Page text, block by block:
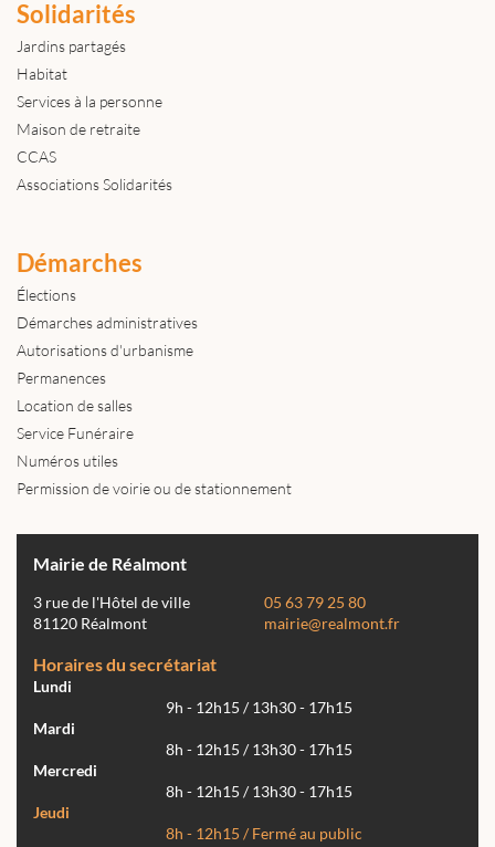
Solidarités
Jardins partagés
Habitat
Services à la personne
Maison de retraite
CCAS
Associations Solidarités
Démarches
Élections
Démarches administratives
Autorisations d'urbanisme
Permanences
Location de salles
Service Funéraire
Numéros utiles
Permission de voirie ou de stationnement
Mairie de Réalmont
3 rue de l'Hôtel de ville
81120 Réalmont
05 63 79 25 80
mairie@realmont.fr
Horaires du secrétariat
Lundi
9h - 12h15 / 13h30 - 17h15
Mardi
8h - 12h15 / 13h30 - 17h15
Mercredi
8h - 12h15 / 13h30 - 17h15
Jeudi
8h - 12h15 / Fermé au public